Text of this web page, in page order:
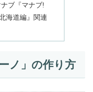
ブ『マナブ!
海道編』関連
ノ」の作り方